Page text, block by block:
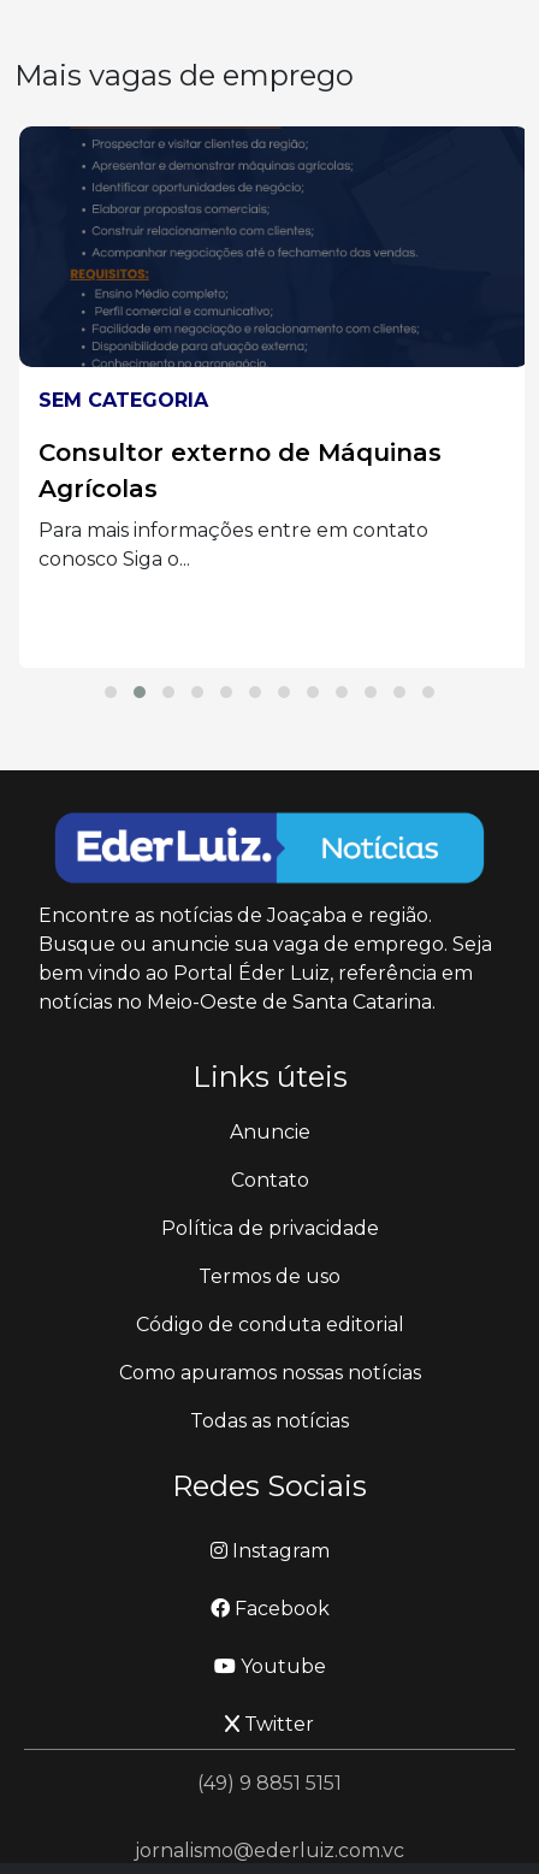
Mais vagas de emprego
SEM CATEGORIA
Consultor externo de Máquinas
Agrícolas
Para mais informações entre em contato
conosco Siga o...
Encontre as notícias de Joaçaba e região.
Busque ou anuncie sua vaga de emprego. Seja
bem vindo ao Portal Éder Luiz, referência em
notícias no Meio-Oeste de Santa Catarina.
Links úteis
Anuncie
Contato
Política de privacidade
Termos de uso
Código de conduta editorial
Como apuramos nossas notícias
Todas as notícias
Redes Sociais
Instagram
Facebook
Youtube
Twitter
(49) 9 8851 5151
jornalismo@ederluiz.com.vc